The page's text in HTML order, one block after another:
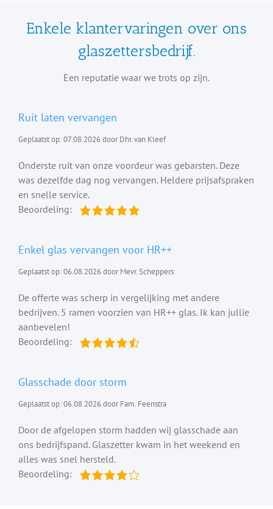
Enkele klantervaringen over ons
glaszettersbedrijf.
Een reputatie waar we trots op zijn.
Ruit laten vervangen
Geplaatst op: 07.08.2026 door Dhr. van Kleef
Onderste ruit van onze voordeur was gebarsten. Deze
was dezelfde dag nog vervangen. Heldere prijsafspraken
en snelle service.
Beoordeling:
Enkel glas vervangen voor HR++
Geplaatst op: 06.08.2026 door Mevr. Scheppers
De offerte was scherp in vergelijking met andere
bedrijven. 5 ramen voorzien van HR++ glas. Ik kan jullie
aanbevelen!
Beoordeling:
Glasschade door storm
Geplaatst op: 06.08.2026 door Fam. Feenstra
Door de afgelopen storm hadden wij glasschade aan
ons bedrijfspand. Glaszetter kwam in het weekend en
alles was snel hersteld.
Beoordeling: